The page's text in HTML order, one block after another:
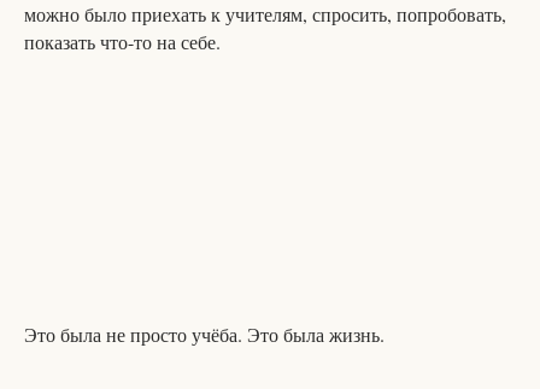
можно было приехать к учителям, спросить, попробовать,
показать что-то на себе.
Это была не просто учёба. Это была жизнь.